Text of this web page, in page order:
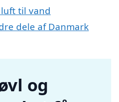
til vand
dele af Danmark
og